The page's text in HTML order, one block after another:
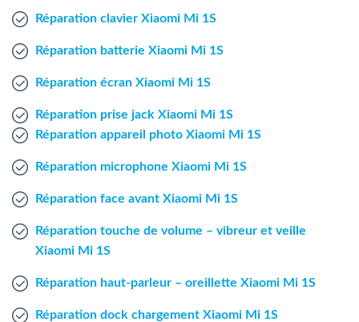
Réparation clavier Xiaomi Mi 1S
Réparation batterie Xiaomi Mi 1S
Réparation écran Xiaomi Mi 1S
Réparation prise jack Xiaomi Mi 1S
Réparation appareil photo Xiaomi Mi 1S
Réparation microphone Xiaomi Mi 1S
Réparation face avant Xiaomi Mi 1S
Réparation touche de volume – vibreur et veille
Xiaomi Mi 1S
Réparation haut-parleur – oreillette Xiaomi Mi 1S
Réparation dock chargement Xiaomi Mi 1S